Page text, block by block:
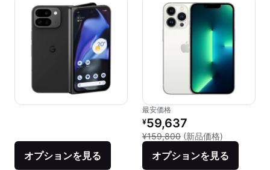
オプションを見る
最安価格
リファービッシュ品の価格：
¥59,637
¥159,800 (新品価格)
オプションを見る